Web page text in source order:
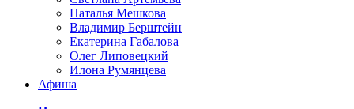
Наталья Мешкова
Владимир Берштейн
Екатерина Габалова
Олег Липовецкий
Илона Румянцева
Афиша